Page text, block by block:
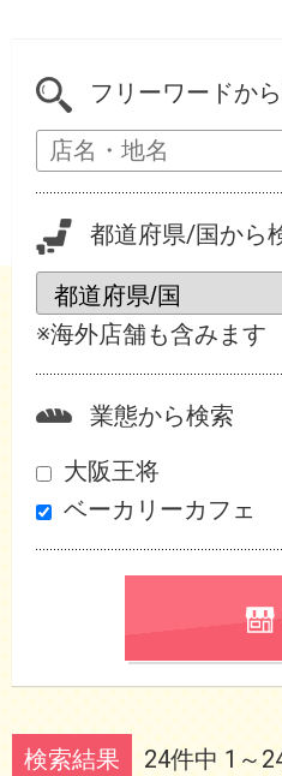
フリーワードか
都道府県/国から
※海外店舗も含みます
業態から検索
大阪王将
ベーカリーカフェ
検索結果 24件中 1～